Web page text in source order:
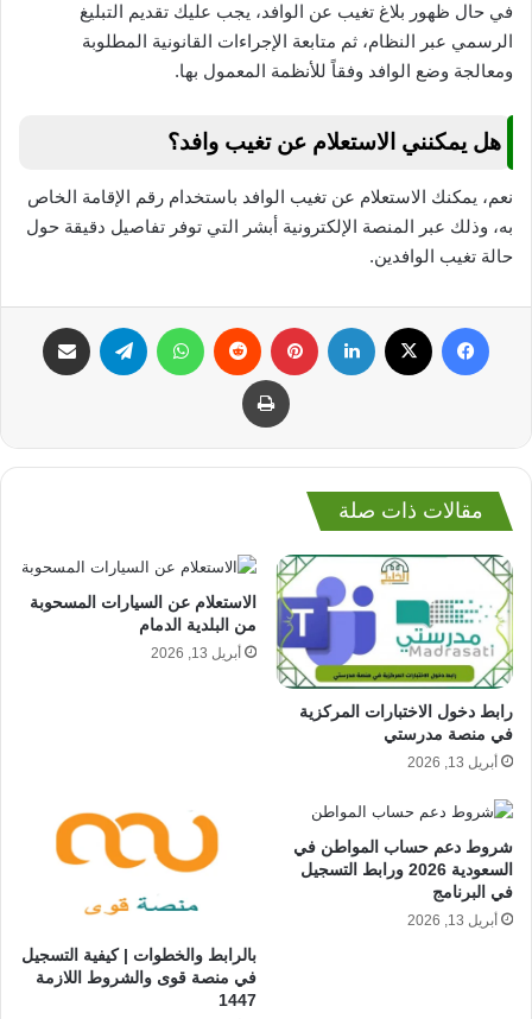
في حال ظهور بلاغ تغيب عن الوافد، يجب عليك تقديم التبليغ
الرسمي عبر النظام، ثم متابعة الإجراءات القانونية المطلوبة
ومعالجة وضع الوافد وفقاً للأنظمة المعمول بها.
هل يمكنني الاستعلام عن تغيب وافد؟
نعم، يمكنك الاستعلام عن تغيب الوافد باستخدام رقم الإقامة الخاص
به، وذلك عبر المنصة الإلكترونية أبشر التي توفر تفاصيل دقيقة حول
حالة تغيب الوافدين.
فيسبوك لينكدإن بينتيريست واتساب تيلقرام
طباعة
مقالات ذات صلة
رابط دخول الاختبارات المركزية
في منصة مدرستي
أبريل 13, 2026
الاستعلام عن السيارات المسحوبة
من البلدية الدمام
أبريل 13, 2026
شروط دعم حساب المواطن في
السعودية 2026 ورابط التسجيل
في البرنامج
أبريل 13, 2026
بالرابط والخطوات | كيفية التسجيل
في منصة قوى والشروط اللازمة
1447